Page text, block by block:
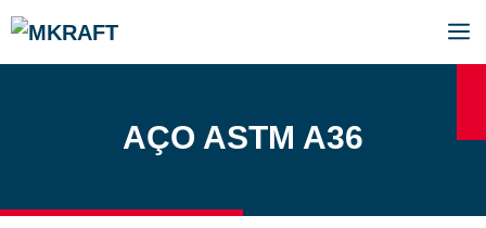
Pular
para
o
AÇO ASTM A36